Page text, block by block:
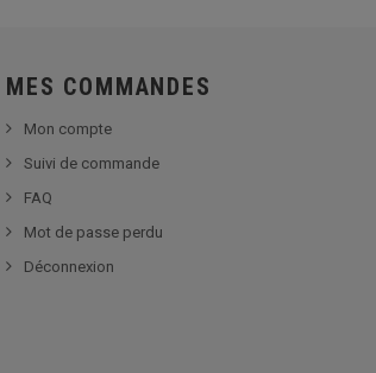
MES COMMANDES
Mon compte
Suivi de commande
FAQ
Mot de passe perdu
Déconnexion